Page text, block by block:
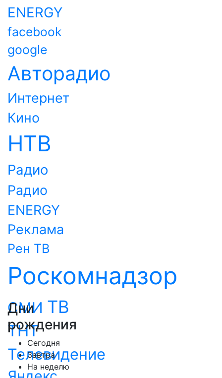
ENERGY
facebook
google
Авторадио
Интернет
Кино
НТВ
Радио
Радио
ENERGY
Реклама
Рен ТВ
Роскомнадзор
СМИ ТВ
ТНТ
Телевидение
Дни
рождения
Сегодня
Завтра
На неделю